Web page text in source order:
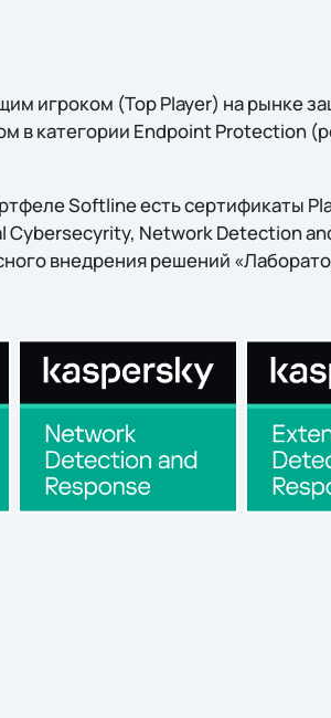
игроком (Top Player) на рынке
в категории Endpoint Protection
Softline есть сертификаты
Network Detection
внедрения решений